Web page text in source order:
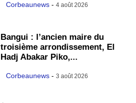
Corbeaunews - 4 août 2026
Bangui : l’ancien maire du
troisième arrondissement, El
Hadj Abakar Piko,...
Corbeaunews - 3 août 2026